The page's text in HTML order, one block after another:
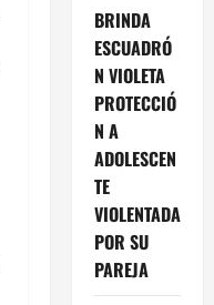
BRINDA
ESCUADRÓ
N VIOLETA
PROTECCIÓ
N A
ADOLESCEN
TE
VIOLENTADA
POR SU
PAREJA